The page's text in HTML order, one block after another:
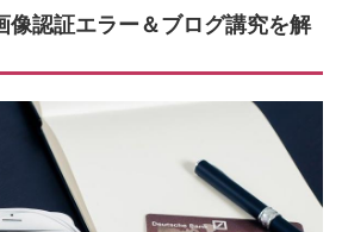
像認証エラー＆ブログ講究を解